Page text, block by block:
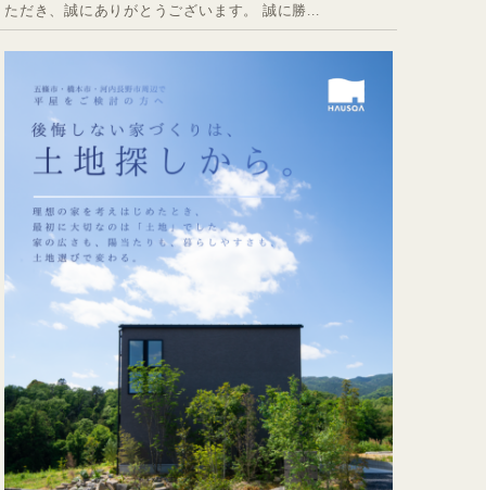
ただき、誠にありがとうございます。 誠に勝...